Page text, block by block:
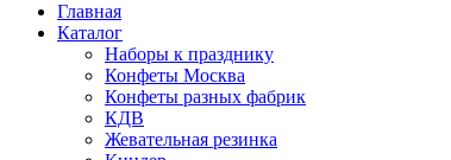
Главная
Каталог
Наборы к празднику
Конфеты Москва
Конфеты разных фабрик
КДВ
Жевательная резинка